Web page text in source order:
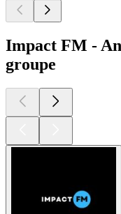
Impact FM -
groupe